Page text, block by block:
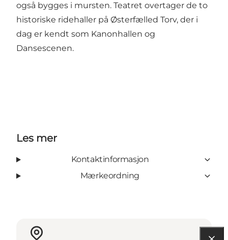
også bygges i mursten. Teatret overtager de to
historiske ridehaller på Østerfælled Torv, der i
dag er kendt som Kanonhallen og
Dansescenen.
Les mer
Kontaktinformasjon
Mærkeordning